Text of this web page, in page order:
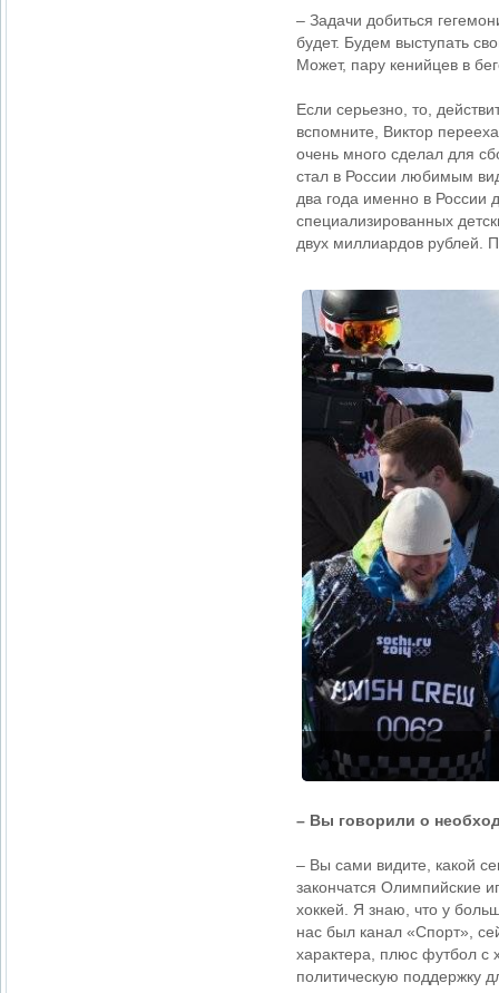
– Задачи добиться
будет. Будем выступать
Может, пару кенийцев в
Если серьезно, то,
вспомните, Виктор
очень много сделал для
стал в России любимым
два года именно в России
специализированных
двух миллиардов рублей.
– Вы говорили о
– Вы сами видите, какой
закончатся Олимпийские
хоккей. Я знаю, что у
нас был канал «Спорт»,
характера, плюс футбол с
политическую поддержку